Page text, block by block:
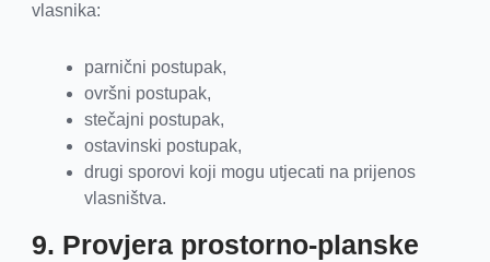
vlasnika:
parnični postupak,
ovršni postupak,
stečajni postupak,
ostavinski postupak,
drugi sporovi koji mogu utjecati na prijenos
vlasništva.
9. Provjera prostorno-planske